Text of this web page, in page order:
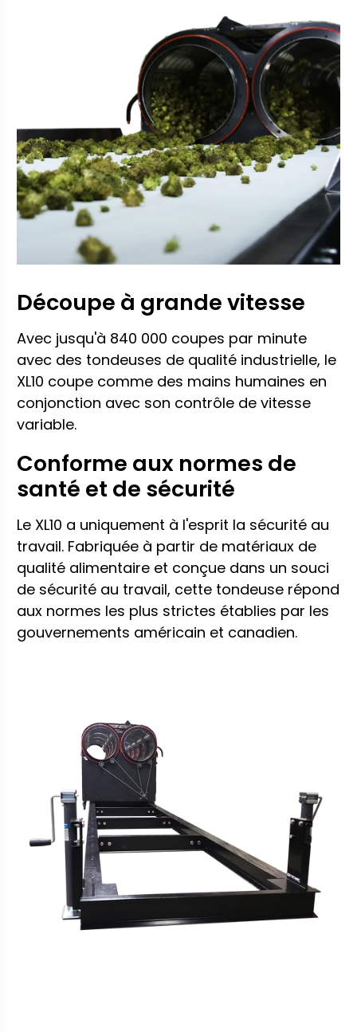
Découpe à grande vitesse
Avec jusqu'à 840 000 coupes par minute
avec des tondeuses de qualité industrielle, le
XL10 coupe comme des mains humaines en
conjonction avec son contrôle de vitesse
variable.
Conforme aux normes de
santé et de sécurité
Le XL10 a uniquement à l'esprit la sécurité au
travail. Fabriquée à partir de matériaux de
qualité alimentaire et conçue dans un souci
de sécurité au travail, cette tondeuse répond
aux normes les plus strictes établies par les
gouvernements américain et canadien.